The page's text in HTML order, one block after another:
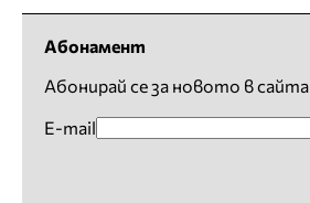
Абонамент
Абонирай се за новото в сайта
E-mail